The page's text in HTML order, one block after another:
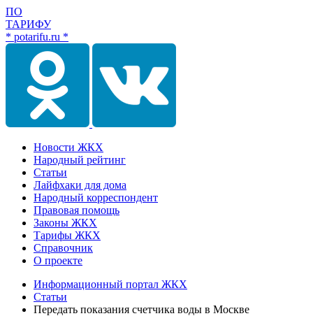
ПО
ТАРИФУ
* potarifu.ru *
Новости ЖКХ
Народный рейтинг
Статьи
Лайфхаки для дома
Народный корреспондент
Правовая помощь
Законы ЖКХ
Тарифы ЖКХ
Справочник
О проекте
Информационный портал ЖКХ
Статьи
Передать показания счетчика воды в Москве